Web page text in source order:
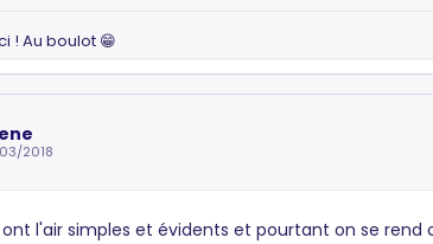
! Au boulot 😁
2018
ont l'air simples et évidents et pourtant on se